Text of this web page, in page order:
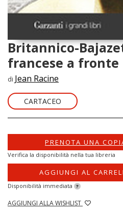
Britannico-
francese a fronte
di Jean Racine
CARTACEO
PRENOTA UNA
Verifica la disponibilità nella tua libreria
AGGIUNGI AL
Disponibilità immediata ?
AGGIUNGI ALLA WISHLIST